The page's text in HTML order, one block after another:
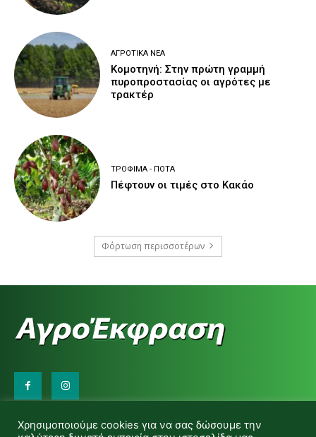
ΑΓΡΟΤΙΚΆ ΝΈΑ
Κομοτηνή: Στην πρώτη γραμμή
πυροπροστασίας οι αγρότες με
τρακτέρ
ΤΡΌΦΙΜΑ - ΠΟΤΆ
Πέφτουν οι τιμές στο Κακάο
Φόρτωση περισσοτέρων
d.makas@yahoo.gr
Χρησιμοποιούμε cookies για να σας δώσουμε την